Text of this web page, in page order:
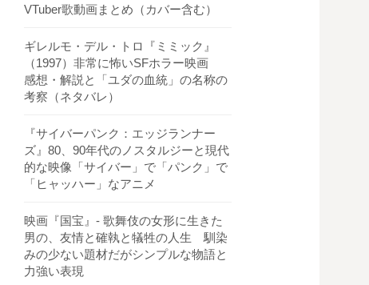
VTuber歌動画まとめ（カバー含む）
ギレルモ・デル・トロ『ミミック』
（1997）非常に怖いSFホラー映画
感想・解説と「ユダの血統」の名称の
考察（ネタバレ）
『サイバーパンク：エッジランナー
ズ』80、90年代のノスタルジーと現代
的な映像「サイバー」で「パンク」で
「ヒャッハー」なアニメ
映画『国宝』- 歌舞伎の女形に生きた
男の、友情と確執と犠牲の人生 馴染
みの少ない題材だがシンプルな物語と
力強い表現